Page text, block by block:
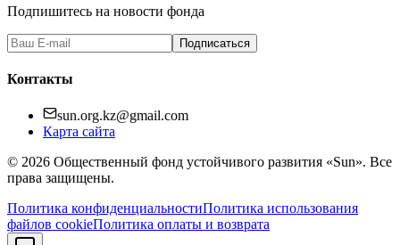
Подпишитесь на новости фонда
Подписаться
Контакты
sun.org.kz@gmail.com
Карта сайта
© 2026 Общественный фонд устойчивого развития «Sun». Все
права защищены.
Политика конфиденциальностиПолитика использования
файлов cookieПолитика оплаты и возврата